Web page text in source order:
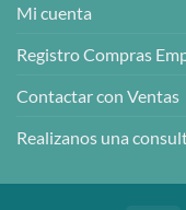
Mi cuenta
Registro Compras
Contactar con Ventas
Realizanos una